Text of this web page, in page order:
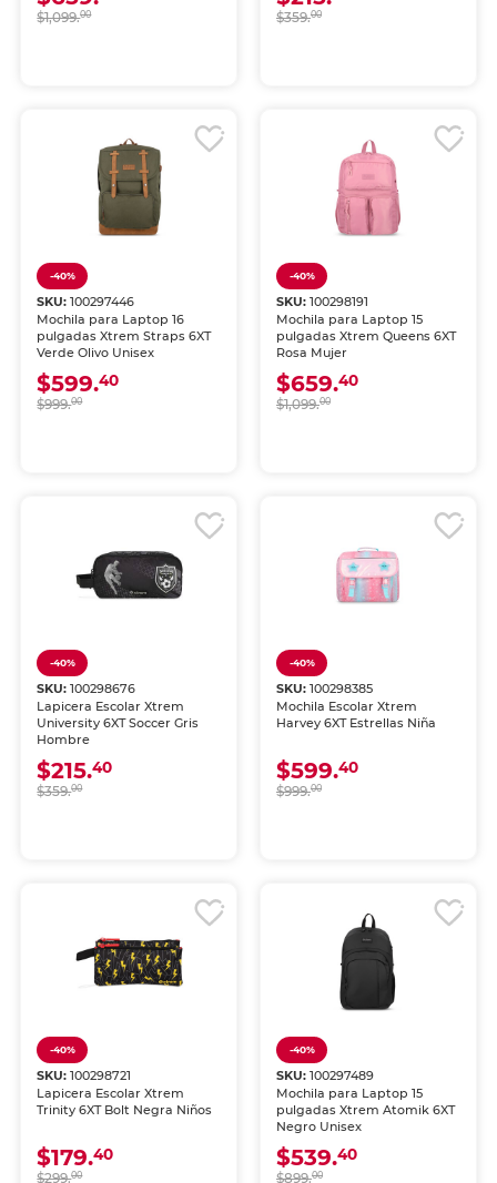
$1,099.00 $359.00
-40%
SKU:100297446
Mochila para Laptop 16
pulgadas Xtrem Straps 6XT
Verde Olivo Unisex
$599.40
$999.00
-40%
SKU: 100298191
Mochila para Laptop 15
pulgadas Xtrem Queens 6XT
Rosa Mujer
$659.40
$1,099.00
-40%
SKU:100298676
Lapicera Escolar Xtrem
University 6XT Soccer Gris
Hombre
$215.40
$359.00
-40%
SKU: 100298385
Mochila Escolar Xtrem
Harvey 6XT Estrellas Niña
$599.40
$999.00
-40%
SKU:100298721
Lapicera Escolar Xtrem
Trinity 6XT Bolt Negra Niños
$179.40
$299.00
-40%
SKU: 100297489
Mochila para Laptop 15
pulgadas Xtrem Atomik 6XT
Negro Unisex
$539.40
$899.00